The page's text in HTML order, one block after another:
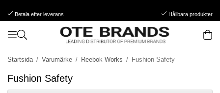
Betala efter leverans Hållbara produkter
Startsida / Varumärke / Reebok Works / Fushion Safety
Fushion Safety